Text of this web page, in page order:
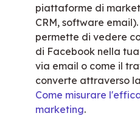
piattaforme di
CRM, software
permette di vedere
di Facebook nella
via email o come il
converte attraverso
Come misurare
marketing.